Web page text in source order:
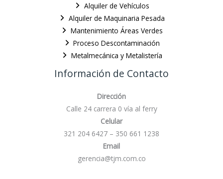
Alquiler de Vehículos
Alquiler de Maquinaria Pesada
Mantenimiento Áreas Verdes
Proceso Descontaminación
Metalmecánica y Metalistería
Información de Contacto
Dirección
Calle 24 carrera 0 vía al ferry
Celular
321 204 6427 – 350 661 1238
Email
gerencia@tjm.com.co